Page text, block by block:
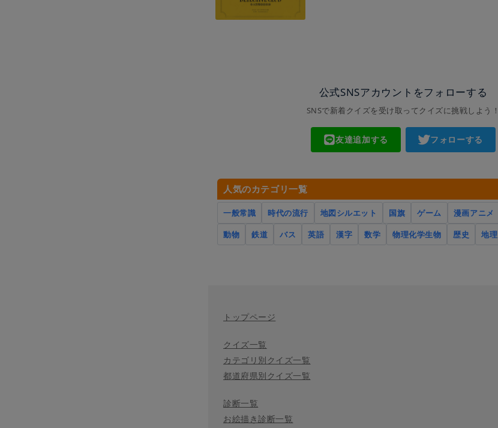
公式SNSアカウントをフォローする
SNSで新着クイズを受け取ってクイズに挑戦しよう！
友達追加する フォローする
人気のカテゴリ一覧
一般常識 時代の流行 地図シルエット 国旗 ゲーム 漫画アニメ
動物
鉄道 バス 英語 漢字 数学 物理化学生物 歴史 地理
トップページ
クイズ一覧
カテゴリ別クイズ一覧
都道府県別クイズ一覧
診断一覧
お絵描き診断一覧